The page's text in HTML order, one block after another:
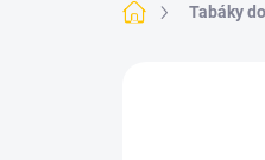
Domů Tabáky